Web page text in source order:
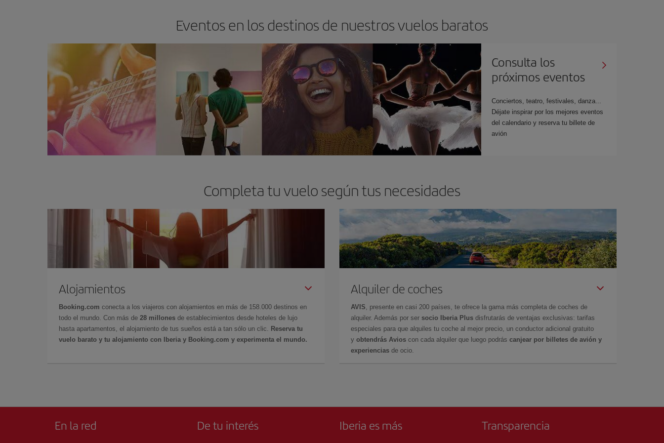
Eventos en los destinos de nuestros vuelos baratos
Consulta los
próximos eventos
Conciertos, teatro, festivales, danza...
Déjate inspirar por los mejores eventos
del calendario y reserva tu billete de
avión
Completa tu vuelo según tus necesidades
Alojamientos
Booking.com conecta a los viajeros con alojamientos en más de 158.000 destinos en
todo el mundo. Con más de 28 millones de establecimientos desde hoteles de lujo
hasta apartamentos, el alojamiento de tus sueños está a tan sólo un clic.
Reserva tu
vuelo barato y tu alojamiento con Iberia y Booking.com y experimenta el mundo.
Alquiler de coches
AVIS , presente en casi 200 países, te ofrece la gama más completa de coches de
alquiler. Además por ser socio Iberia Plus disfrutarás de ventajas exclusivas: tarifas
especiales para que alquiles tu coche al mejor precio, un conductor adicional gratuito
y obtendrás Avios con cada alquiler que luego podrás canjear por billetes de avión y
experiencias de ocio.
En la red De tu interés Iberia es más Transparencia